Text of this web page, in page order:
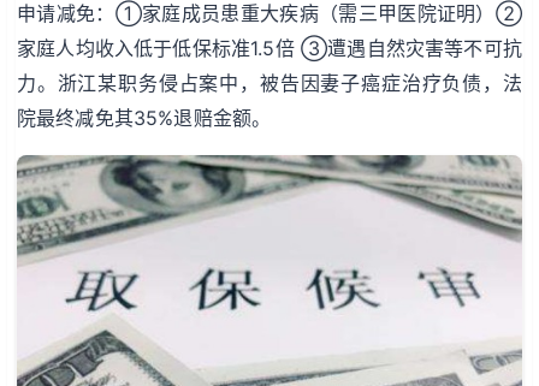
申请减免：①家庭成员患重大疾病（需三甲医院证明）②
家庭人均收入低于低保标准1.5倍 ③遭遇自然灾害等不可抗
力。浙江某职务侵占案中，被告因妻子癌症治疗负债，法
院最终减免其35%退赔金额。